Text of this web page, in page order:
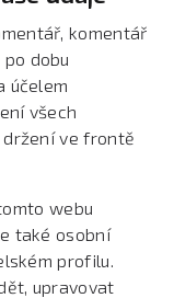
komentář
dobu
účelem
všech
ve frontě
webu
také osobní
profilu.
upravovat